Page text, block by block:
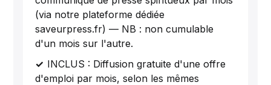
(via notre plateforme dédiée
saveurpress.fr) — NB : non cumulable
d'un mois sur l'autre.
INCLUS : Diffusion gratuite d'une offre
d'emploi par mois, selon les mêmes